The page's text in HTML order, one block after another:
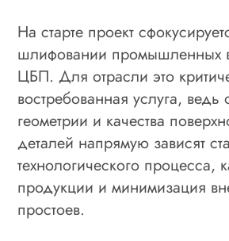
На старте проект
шлифовании промышленных
ЦБП. Для отрасли это
востребованная услуга,
геометрии и качества
деталей напрямую зависят
технологического процесса,
продукции и минимизация
простоев.